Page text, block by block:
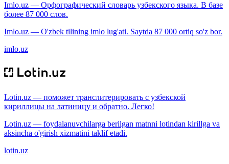
Imlo.uz — Орфографический словарь узбекского языка. В базе
более 87 000 слов.
Imlo.uz — O'zbek tilining imlo lug'ati. Saytda 87 000 ortiq so'z bor.
imlo.uz
Lotin.uz — поможет транслитерировать с узбекской
кириллицы на латиницу и обратно. Легко!
Lotin.uz — foydalanuvchilarga berilgan matnni lotindan kirillga va
aksincha o'girish xizmatini taklif etadi.
lotin.uz